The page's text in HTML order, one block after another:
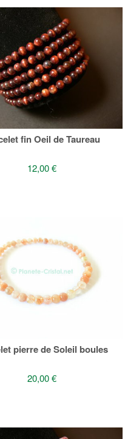
fin Oeil de Taureau
12,00 €
pierre de Soleil boules
20,00 €